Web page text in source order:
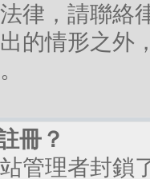
律，請聯絡
的情形之外
冊？
管理者封鎖